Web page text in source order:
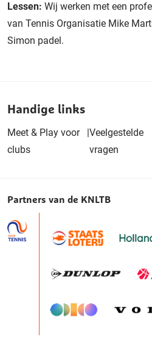
Lessen: Wij werken met een
van Tennis Organisatie Mike
Simon padel.
Handige links
Meet & Play voor
clubs
|Veelgestelde
vragen
Partners van de KNLTB